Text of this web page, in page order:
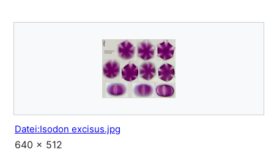
Datei:Isodon excisus.jpg
640 × 512